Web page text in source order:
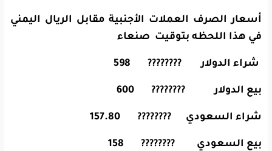
أسعار الصرف العملات الأجنبية مقابل الريال اليمني
في هذا اللحظه بتوقيت صنعاء
شراء الدولار ???????? 598
بيع الدولار ???????? 600
شراء السعودي ???????? 157.80
بيع السعودي ???????? 158